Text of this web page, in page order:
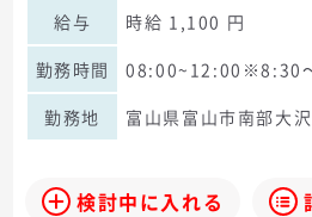
給与
時給 1,100 円
勤務時間
08:00~12:00※8:30
勤務地
富山県富山市南部大
検討中に入れる